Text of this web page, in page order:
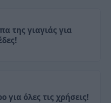
της γιαγιάς για
για όλες τις χρήσεις!